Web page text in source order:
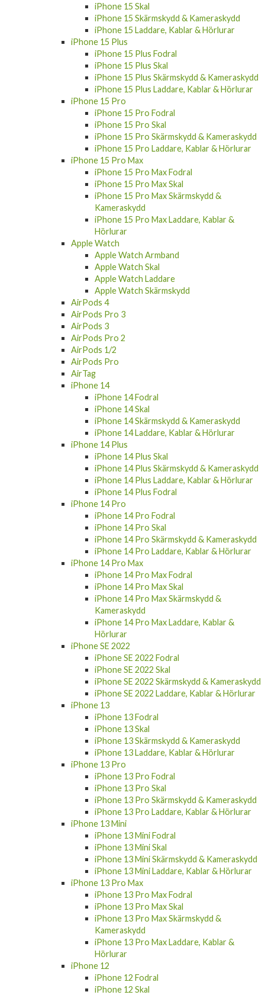
iPhone 15 Skal
iPhone 15 Skärmskydd & Kameraskydd
iPhone 15 Laddare, Kablar & Hörlurar
iPhone 15 Plus
iPhone 15 Plus Fodral
iPhone 15 Plus Skal
iPhone 15 Plus Skärmskydd & Kameraskydd
iPhone 15 Plus Laddare, Kablar & Hörlurar
iPhone 15 Pro
iPhone 15 Pro Fodral
iPhone 15 Pro Skal
iPhone 15 Pro Skärmskydd & Kameraskydd
iPhone 15 Pro Laddare, Kablar & Hörlurar
iPhone 15 Pro Max
iPhone 15 Pro Max Fodral
iPhone 15 Pro Max Skal
iPhone 15 Pro Max Skärmskydd &
Kameraskydd
iPhone 15 Pro Max Laddare, Kablar &
Hörlurar
Apple Watch
Apple Watch Armband
Apple Watch Skal
Apple Watch Laddare
Apple Watch Skärmskydd
AirPods 4
AirPods Pro 3
AirPods 3
AirPods Pro 2
AirPods 1/2
AirPods Pro
AirTag
iPhone 14
iPhone 14 Fodral
iPhone 14 Skal
iPhone 14 Skärmskydd & Kameraskydd
iPhone 14 Laddare, Kablar & Hörlurar
iPhone 14 Plus
iPhone 14 Plus Skal
iPhone 14 Plus Skärmskydd & Kameraskydd
iPhone 14 Plus Laddare, Kablar & Hörlurar
iPhone 14 Plus Fodral
iPhone 14 Pro
iPhone 14 Pro Fodral
iPhone 14 Pro Skal
iPhone 14 Pro Skärmskydd & Kameraskydd
iPhone 14 Pro Laddare, Kablar & Hörlurar
iPhone 14 Pro Max
iPhone 14 Pro Max Fodral
iPhone 14 Pro Max Skal
iPhone 14 Pro Max Skärmskydd &
Kameraskydd
iPhone 14 Pro Max Laddare, Kablar &
Hörlurar
iPhone SE 2022
iPhone SE 2022 Fodral
iPhone SE 2022 Skal
iPhone SE 2022 Skärmskydd & Kameraskydd
iPhone SE 2022 Laddare, Kablar & Hörlurar
iPhone 13
iPhone 13 Fodral
iPhone 13 Skal
iPhone 13 Skärmskydd & Kameraskydd
iPhone 13 Laddare, Kablar & Hörlurar
iPhone 13 Pro
iPhone 13 Pro Fodral
iPhone 13 Pro Skal
iPhone 13 Pro Skärmskydd & Kameraskydd
iPhone 13 Pro Laddare, Kablar & Hörlurar
iPhone 13 Mini
iPhone 13 Mini Fodral
iPhone 13 Mini Skal
iPhone 13 Mini Skärmskydd & Kameraskydd
iPhone 13 Mini Laddare, Kablar & Hörlurar
iPhone 13 Pro Max
iPhone 13 Pro Max Fodral
iPhone 13 Pro Max Skal
iPhone 13 Pro Max Skärmskydd &
Kameraskydd
iPhone 13 Pro Max Laddare, Kablar &
Hörlurar
iPhone 12
iPhone 12 Fodral
iPhone 12 Skal